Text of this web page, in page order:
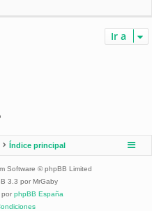
Ir a
Índice principal
Software © phpBB Limited
3.3 por MrGaby
por phpBB España